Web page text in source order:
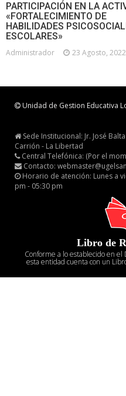
PARTICIPACIÓN EN LA
«FORTALECIMIENTO DE
HABILIDADES
ESCOLARES»
Administrador 23 Agosto, 2022
Unidad de Gestion Educativa
Sede Institucional: Jr. José
Carrión - La Libertad
Central Telefónica: (Por el
Contacto:
Horario de atención: Lunes a
pm - 05:30 pm
Libro de
Conforme a lo establecido en
esta entidad cuenta con un